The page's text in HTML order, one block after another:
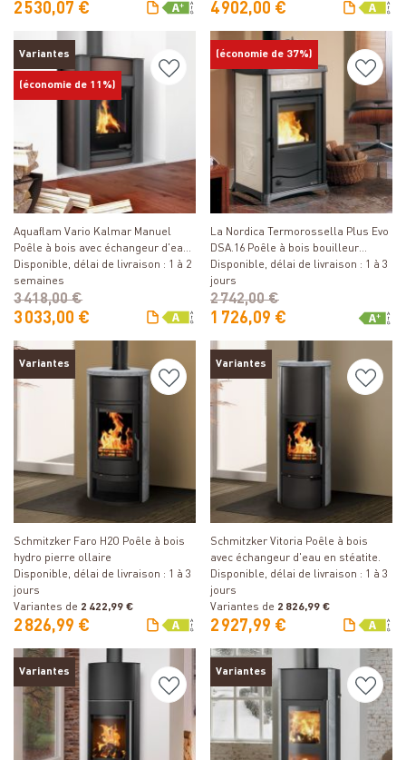
2 530,07 € 4 902,00 €
Variantes
(économie de 11%)
Détails
Aquaflam Vario Kalmar Manuel
Poêle à bois avec échangeur d'eau
Marron 11/7 kW
Disponible, délai de livraison : 1 à 2
semaines
3 033,00 €
3 418,00 €
(économie de 37%)
Détails
La Nordica Termorossella Plus Evo
DSA.16 Poêle à bois bouilleur
Liberty Panna
Disponible, délai de livraison : 1 à 3
jours
1 726,09 €
2 742,00 €
Variantes
Schmitzker Faro H2O Poêle à bois
hydro pierre ollaire
Disponible, délai de livraison : 1 à 3
jours
Variantes de 2 422,99 €
2 826,99 €
Variantes
Détails
Schmitzker Vitoria Poêle à bois
avec échangeur d'eau en stéatite.
Disponible, délai de livraison : 1 à 3
jours
Variantes de 2 826,99 €
2 927,99 €
Variantes Variantes